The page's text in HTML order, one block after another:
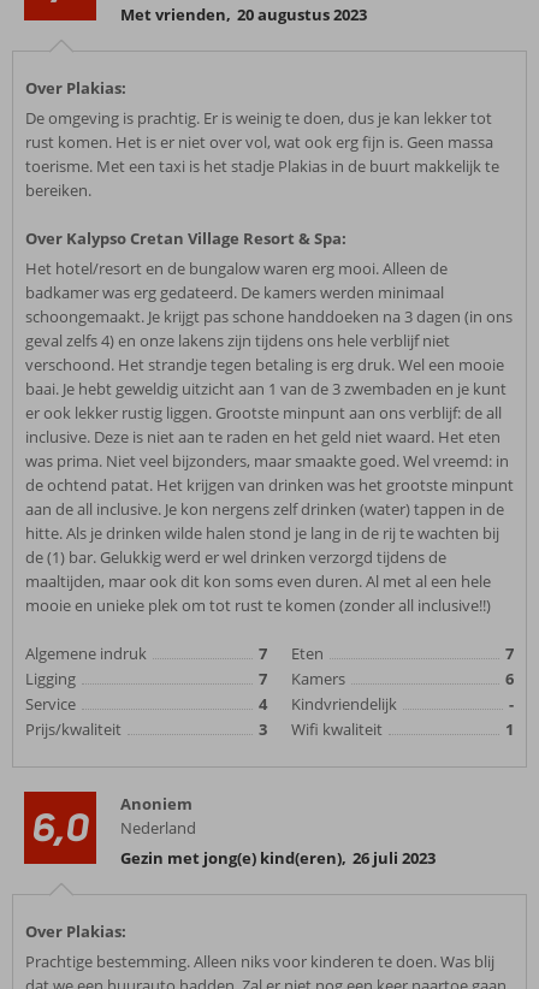
Met vrienden, 20 augustus 2023
Over Plakias:
De omgeving is prachtig. Er is weinig te doen, dus je kan lekker tot
rust komen. Het is er niet over vol, wat ook erg fijn is. Geen massa
toerisme. Met een taxi is het stadje Plakias in de buurt makkelijk te
bereiken.
Over Kalypso Cretan Village Resort & Spa:
Het hotel/resort en de bungalow waren erg mooi. Alleen de
badkamer was erg gedateerd. De kamers werden minimaal
schoongemaakt. Je krijgt pas schone handdoeken na 3 dagen (in ons
geval zelfs 4) en onze lakens zijn tijdens ons hele verblijf niet
verschoond. Het strandje tegen betaling is erg druk. Wel een mooie
baai. Je hebt geweldig uitzicht aan 1 van de 3 zwembaden en je kunt
er ook lekker rustig liggen. Grootste minpunt aan ons verblijf: de all
inclusive. Deze is niet aan te raden en het geld niet waard. Het eten
was prima. Niet veel bijzonders, maar smaakte goed. Wel vreemd: in
de ochtend patat. Het krijgen van drinken was het grootste minpunt
aan de all inclusive. Je kon nergens zelf drinken (water) tappen in de
hitte. Als je drinken wilde halen stond je lang in de rij te wachten bij
de (1) bar. Gelukkig werd er wel drinken verzorgd tijdens de
maaltijden, maar ook dit kon soms even duren. Al met al een hele
mooie en unieke plek om tot rust te komen (zonder all inclusive!!)
Algemene indruk
7
Ligging
7
Service
4
Prijs/kwaliteit
3
Eten
7
Kamers
6
Kindvriendelijk
-
Wifi kwaliteit
1
6,0
Anoniem
Nederland
Gezin met jong(e) kind(eren), 26 juli 2023
Over Plakias:
Prachtige bestemming. Alleen niks voor kinderen te doen. Was blij